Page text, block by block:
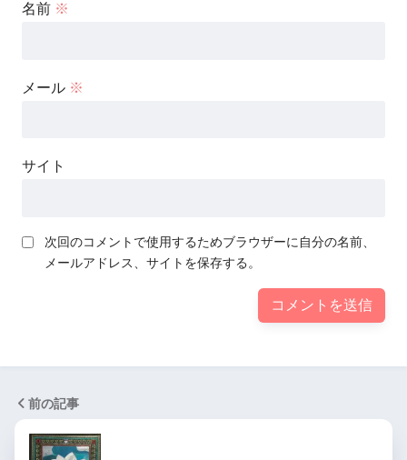
名前 ※
メール ※
サイト
次回のコメントで使用するためブラウザーに自分の名前、
メールアドレス、サイトを保存する。
前の記事